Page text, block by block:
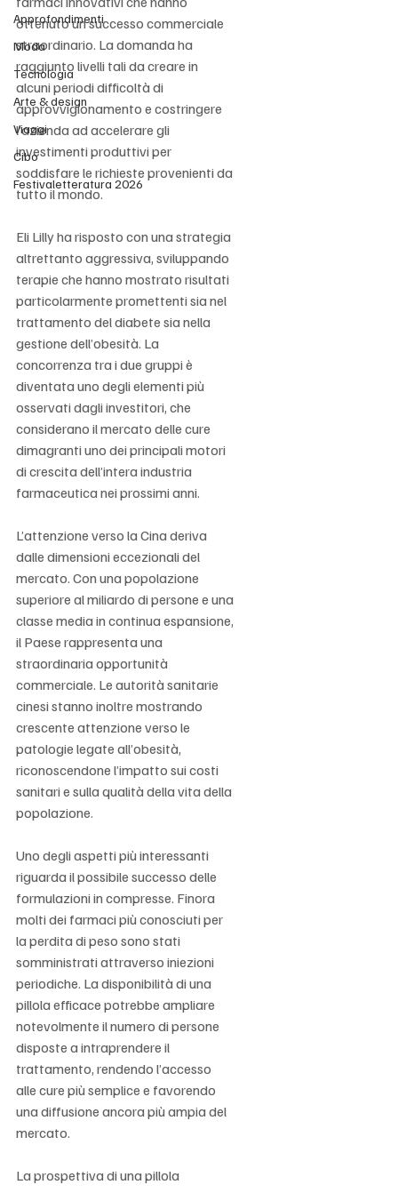
Approfondimenti
Moda
Tecnologia
Arte & design
Viaggi
Cibo
Festivaletteratura 2026
ottenuto un successo commerciale
straordinario. La domanda ha
raggiunto livelli tali da creare in
alcuni periodi difficoltà di
approvvigionamento e costringere
l’azienda ad accelerare gli
investimenti produttivi per
soddisfare le richieste provenienti da
tutto il mondo.
Eli Lilly ha risposto con una strategia
altrettanto aggressiva, sviluppando
terapie che hanno mostrato risultati
particolarmente promettenti sia nel
trattamento del diabete sia nella
gestione dell’obesità. La
concorrenza tra i due gruppi è
diventata uno degli elementi più
osservati dagli investitori, che
considerano il mercato delle cure
dimagranti uno dei principali motori
di crescita dell’intera industria
farmaceutica nei prossimi anni.
L’attenzione verso la Cina deriva
dalle dimensioni eccezionali del
mercato. Con una popolazione
superiore al miliardo di persone e una
classe media in continua espansione,
il Paese rappresenta una
straordinaria opportunità
commerciale. Le autorità sanitarie
cinesi stanno inoltre mostrando
crescente attenzione verso le
patologie legate all’obesità,
riconoscendone l’impatto sui costi
sanitari e sulla qualità della vita della
popolazione.
Uno degli aspetti più interessanti
riguarda il possibile successo delle
formulazioni in compresse. Finora
molti dei farmaci più conosciuti per
la perdita di peso sono stati
somministrati attraverso iniezioni
periodiche. La disponibilità di una
pillola efficace potrebbe ampliare
notevolmente il numero di persone
disposte a intraprendere il
trattamento, rendendo l’accesso
alle cure più semplice e favorendo
una diffusione ancora più ampia del
mercato.
La prospettiva di una pillola